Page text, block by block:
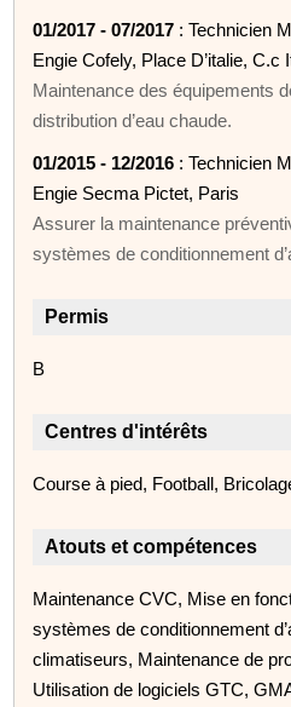
01/2017 - 07/2017 : Technicien
Engie Cofely, Place D’italie, C.c
Maintenance des équipements
distribution d’eau chaude.
01/2015 - 12/2016 : Technicien
Engie Secma Pictet, Paris
Assurer la maintenance
systèmes de conditionnement
Permis
B
Centres d'intérêts
Course à pied, Football,
Atouts et compétences
Maintenance CVC, Mise en
systèmes de conditionnement
climatiseurs, Maintenance de
Utilisation de logiciels GTC,